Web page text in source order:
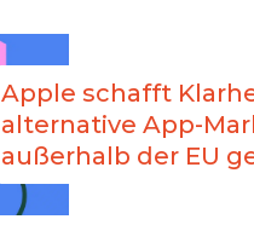
Apple schafft
alternative App-
außerhalb der EU